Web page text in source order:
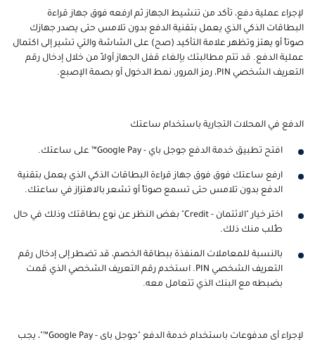
لإجراء عملية دفع، تأكد من تنشيط الجهاز ثم ارفعه فوق جهاز قراءة
البطاقات الذكي الذي يعمل بتقنية الدفع بدون تلامس حتى يصدر جهازك
صوتاً أو يهتز وتظهر علامة التأكيد (صح) على الشاشة والتي تشير إلى اكتمال
عملية الدفع. قد تتم مطالبتك بإلغاء قفل الجهاز أولاً من خلال إدخال رقم
التعريف الشخصي PIN، رمز المرور، نمط الدخول أو بصمة الإصبع.
الدفع في المحلات التجارية باستخدام ساعتك
افتح تطبيق خدمة الدفع جوجل باي - Google Pay™ على ساعتك.
ارفع ساعتك فوق فوق جهاز قراءة البطاقات الذكي الذي يعمل بتقنية
الدفع بدون تلامس حتى تسمع صوتاً أو تشعر بالاهتزاز في ساعتك.
اختر خيار "الائتمان - Credit" بغض النظر عن نوع بطاقتك وذلك في حال
طُلب منك ذلك.
بالنسبة للمعاملات المنفذة ببطاقة الخصم، قد تضطر إلى إدخال رقم
التعريف الشخصي PIN. استخدم رقم التعريف الشخصي الذي قمت
بضبطه مع البنك الذي تتعامل معه.
لإجراء أي مدفوعات باستخدام خدمة الدفع "جوجل باي - Google Pay™"، يجب